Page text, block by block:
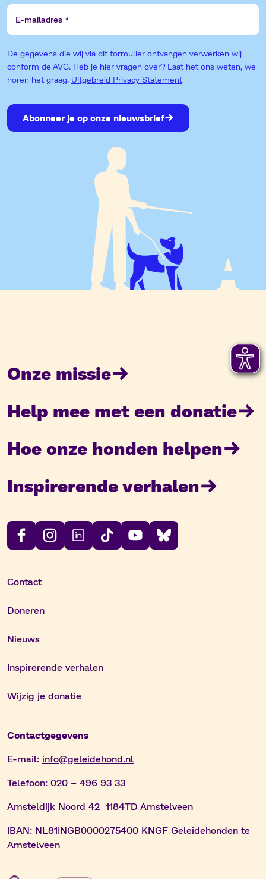
E-
mailadres
De gegevens die wij via dit formulier ontvangen verwerken wij
conform de AVG. Heb je hier vragen over? Laat het ons weten, we
horen het graag. Uitgebreid Privacy Statement
Abonneer je op onze nieuwsbrief
Onze missie
Help mee met een donatie
Hoe onze honden helpen
Inspirerende verhalen
Contact
Doneren
Nieuws
Inspirerende verhalen
Wijzig je donatie
Contactgegevens
E-mail: info@geleidehond.nl
Telefoon: 020 – 496 93 33
Amsteldijk Noord 42 1184TD Amstelveen
IBAN: NL81INGB0000275400 KNGF Geleidehonden te
Amstelveen